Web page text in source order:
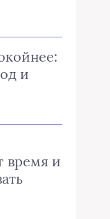
и
время и